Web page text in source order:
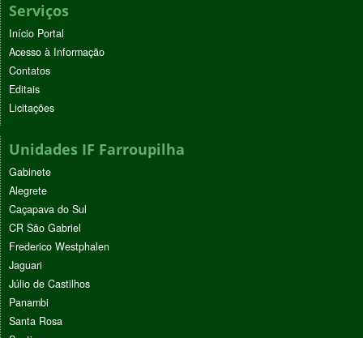
Serviços
Início Portal
Acesso à Informação
Contatos
Editais
Licitações
Unidades IF Farroupilha
Gabinete
Alegrete
Caçapava do Sul
CR São Gabriel
Frederico Westphalen
Jaguari
Júlio de Castilhos
Panambi
Santa Rosa